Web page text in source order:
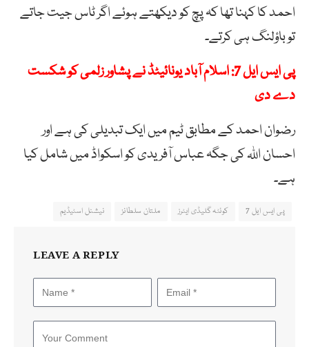
احمد کا کہنا تھا کہ پچ کو دیکھتے ہوئے اگر ٹاس جیت جاتے
تو باؤلنگ ہی کرتے۔
پی ایس ایل 7: اسلام آباد یونائیٹڈ نے پشاور زلمی کو شکست
دے دی
رضوان احمد کے مطابق ٹیم میں ایک تبدیلی کی ہے اور
احسان اللہ کی جگہ عباس آفریدی کو اسکواڈ میں شامل کیا
ہے۔
پی ایس ایل 7 کوئٹہ گلیڈی ایٹرز ملتان سلطانز نیشنل اسٹیڈیم
LEAVE A REPLY